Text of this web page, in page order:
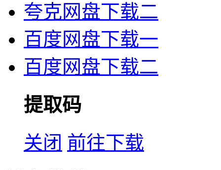
夸克网盘下载二
百度网盘下载一
百度网盘下载二
提取码
关闭 前往下载